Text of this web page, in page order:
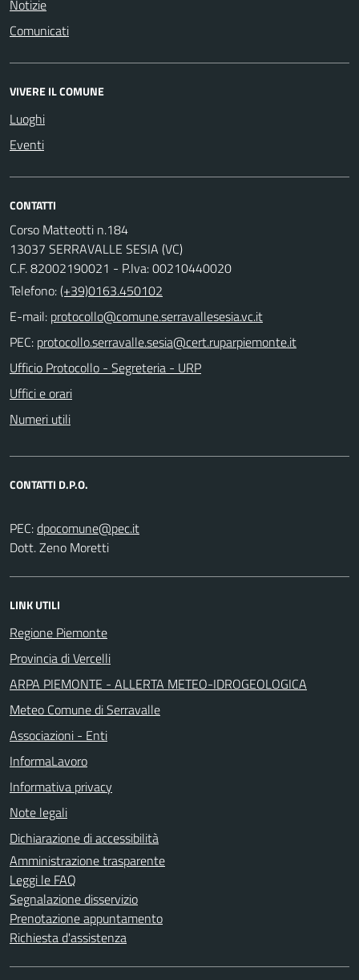
Notizie
Comunicati
VIVERE IL COMUNE
Luoghi
Eventi
CONTATTI
Corso Matteotti n.184
13037 SERRAVALLE SESIA (VC)
C.F. 82002190021 - P.Iva: 00210440020
Telefono:(+39)0163.450102
E-mail:
PEC:
Ufficio Protocollo - Segreteria - URP
Uffici e orari
Numeri utili
CONTATTI D.P.O.
PEC:
Dott. Zeno Moretti
LINK UTILI
Regione Piemonte
Provincia di Vercelli
ARPA PIEMONTE - ALLERTA METEO-IDROGEOLOGICA
Meteo Comune di Serravalle
Associazioni - Enti
InformaLavoro
Informativa privacy
Note legali
Dichiarazione di accessibilità
Amministrazione trasparente
Leggi le FAQ
Segnalazione disservizio
Prenotazione appuntamento
Richiesta d'assistenza